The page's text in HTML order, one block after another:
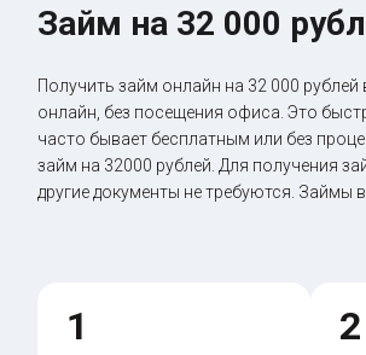
Займ на 32 000
Получить займ онлайн на 32 000
онлайн, без посещения офиса. Это
часто бывает бесплатным или без
займ на 32000 рублей. Для получения
другие документы не требуются.
1 2